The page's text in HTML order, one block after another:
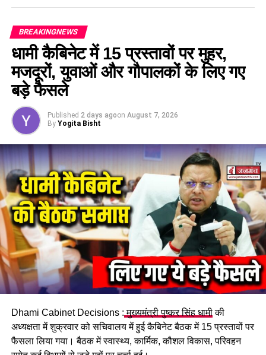
BREAKINGNEWS
धामी कैबिनेट में 15 प्रस्तावों पर मुहर,
मजदूरों, युवाओं और गौपालकों के लिए गए
बड़े फैसले
Published 2 days agoon August 7, 2026
By Yogita Bisht
Dhami Cabinet Decisions : मुख्यमंत्री पुष्कर सिंह धामीकी
अध्यक्षता में शुक्रवार को सचिवालय में हुई कैबिनेट बैठक में 15 प्रस्तावों पर
फैसला लिया गया। बैठक में स्वास्थ्य, कार्मिक, कौशल विकास, परिवहन